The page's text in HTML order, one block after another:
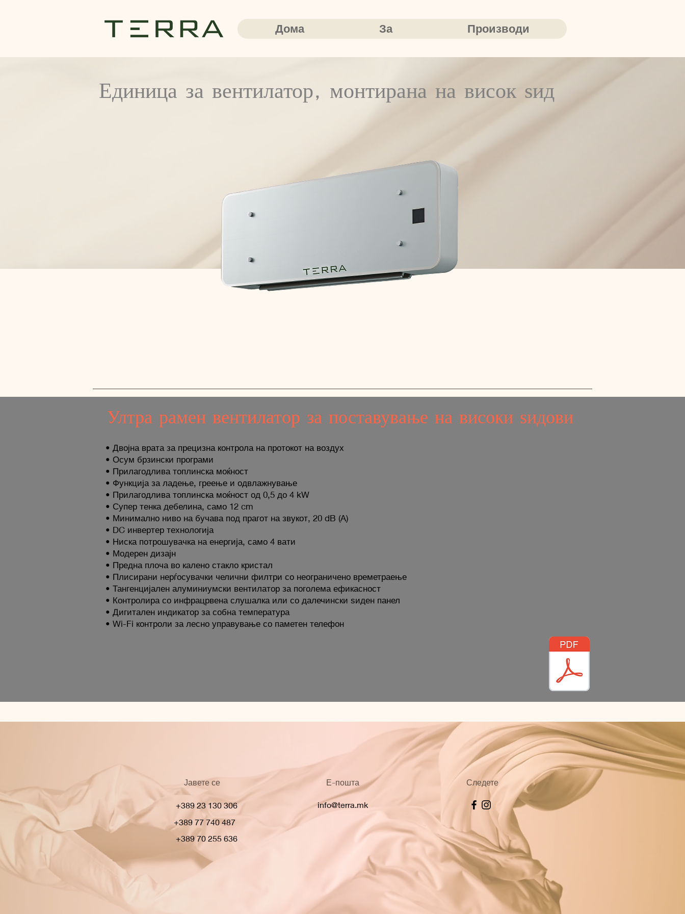
Дома За Производи
Единица за вентилатор, монтирана на висок ѕид
Ултра рамен вентилатор за поставување на високи ѕидови
• Двојна врата за прецизна контрола на протокот на воздух
• Осум брзински програми
• Прилагодлива топлинска моќност
• Функција за ладење, греење и одвлажнување
• Прилагодлива топлинска моќност од 0,5 до 4 kW
• Супер тенка дебелина, само 12 cm
• Минимално ниво на бучава под прагот на звукот, 20 dB (A)
• DC инвертер технологија
• Ниска потрошувачка на енергија, само 4 вати
• Модерен дизајн
• Предна плоча во калено стакло кристал
• Плисирани нерѓосувачки челични филтри со неограничено времетраење
• Тангенцијален алуминиумски вентилатор за поголема ефикасност
• Контролира со инфрацрвена слушалка или со далечински ѕиден панел
• Дигитален индикатор за собна температура
• Wi-Fi контроли за лесно управување со паметен телефон
Јавете се
+389 23 130 306
+389 77 740 487
+389 70 255 636
Е-пошта
info@terra.mk
Следете